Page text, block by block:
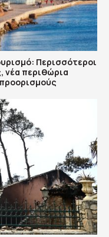
Περισσότεροι
νέα περιθώρια